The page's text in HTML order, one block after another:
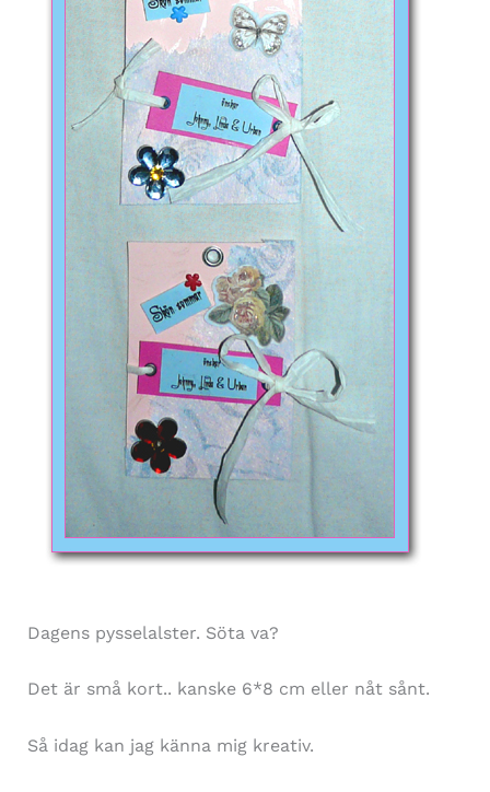
Dagens pysselalster. Söta va?
Det är små kort.. kanske 6*8 cm eller nåt sånt.
Så idag kan jag känna mig kreativ.